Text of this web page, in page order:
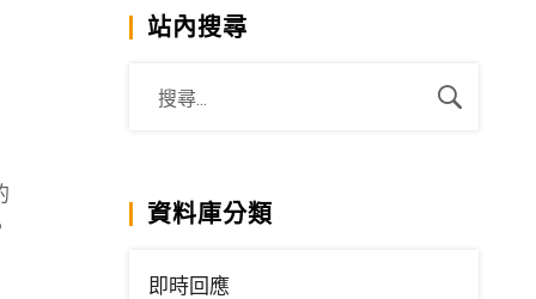
站內搜尋
資料庫分類
即時回應